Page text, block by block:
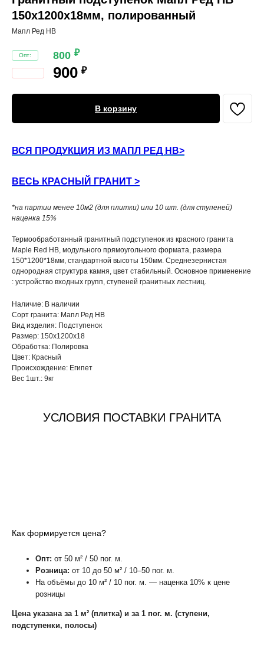
150х1200х18мм, полированный
Мапл Ред HB
800 ₽
900 ₽
В корзину
ВСЯ ПРОДУКЦИЯ ИЗ МАПЛ РЕД HB>
ВЕСЬ КРАСНЫЙ ГРАНИТ >
*на партии менее 10м2 (для плитки) или 10 шт. (для ступеней)
наценка 15%
Термообработанный гранитный подступенок из красного гранита
Maple Red HB, модульного прямоугольного формата, размера
150*1200*18мм, стандартной высоты 150мм. Среднезернистая
однородная структура камня, цвет стабильный. Основное применение
: устройство входных групп, ступеней гранитных лестниц.
Наличие: В наличии
Сорт гранита: Мапл Ред HB
Вид изделия: Подступенок
Размер: 150х1200х18
Обработка: Полировка
Цвет: Красный
Происхождение: Египет
Вес 1шт.: 9кг
УСЛОВИЯ ПОСТАВКИ ГРАНИТА
Как формируется цена?
Опт: от 50 м² / 50 пог. м.
Розница: от 10 до 50 м² / 10–50 пог. м.
На объёмы до 10 м² / 10 пог. м. — наценка 10% к цене
розницы
Цена указана за 1 м² (плитка) и за 1 пог. м. (ступени,
подступенки, полосы)